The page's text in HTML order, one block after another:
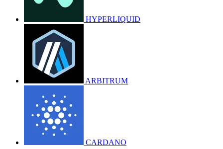
HYPERLIQUID
ARBITRUM
CARDANO